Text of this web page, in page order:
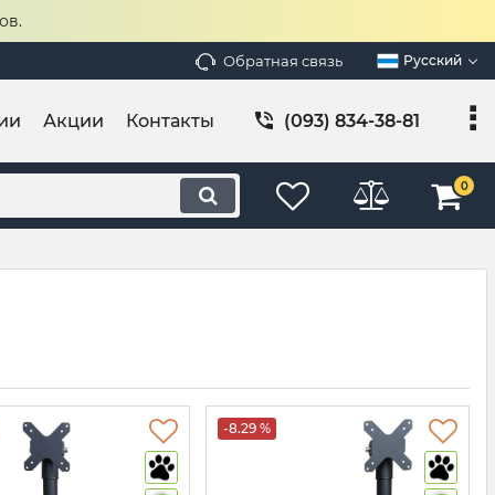
Обратная связь Русский
Акции Контакты (093) 834-38-81
0
-8.29 %